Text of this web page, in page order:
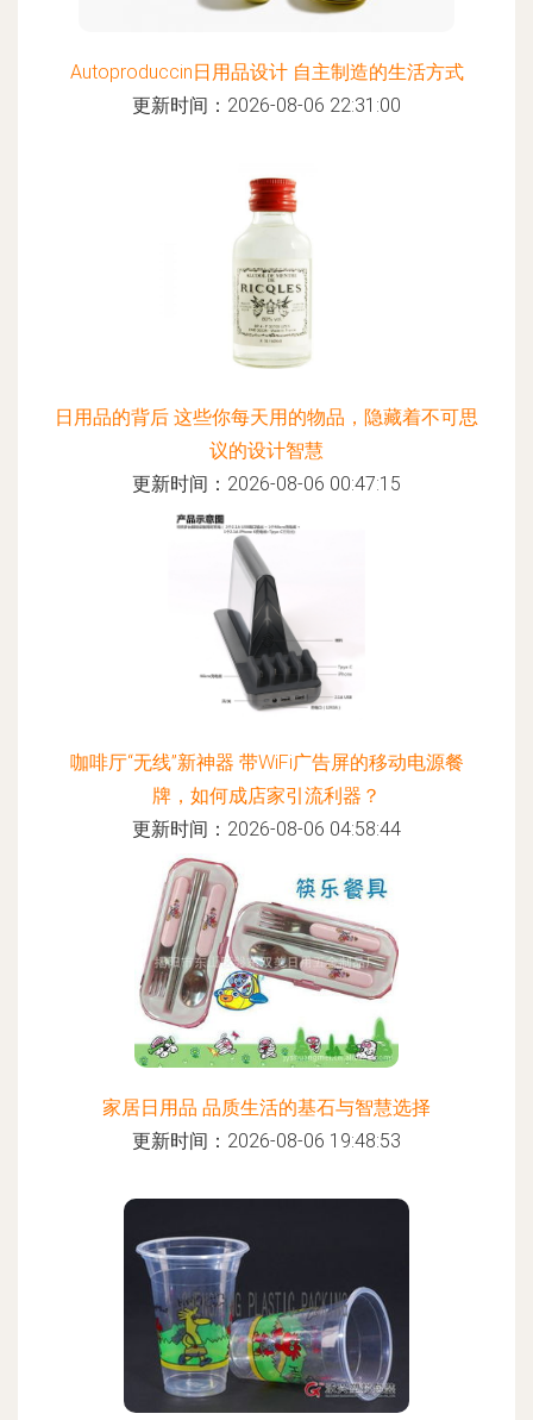
Autoproduccin日用品设计 自主制造的生活方式
更新时间：2026-08-06 22:31:00
日用品的背后 这些你每天用的物品，隐藏着不可思
议的设计智慧
更新时间：2026-08-06 00:47:15
咖啡厅“无线”新神器 带WiFi广告屏的移动电源餐
牌，如何成店家引流利器？
更新时间：2026-08-06 04:58:44
家居日用品 品质生活的基石与智慧选择
更新时间：2026-08-06 19:48:53